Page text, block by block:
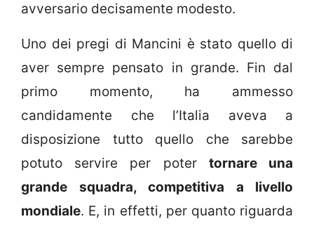
avversario decisamente modesto.
Uno dei pregi di Mancini è stato quello di
aver sempre pensato in grande. Fin dal
primo momento, ha ammesso
candidamente che l’Italia aveva a
disposizione tutto quello che sarebbe
potuto servire per poter tornare una
grande squadra, competitiva a livello
mondiale. E, in effetti, per quanto riguarda